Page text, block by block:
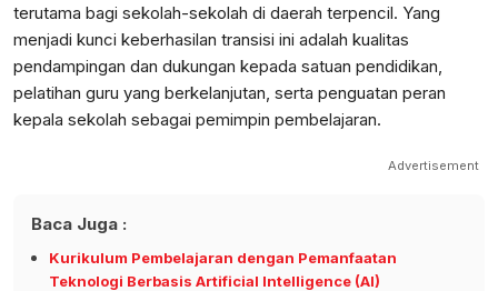
terutama bagi sekolah-sekolah di daerah terpencil. Yang
menjadi kunci keberhasilan transisi ini adalah kualitas
pendampingan dan dukungan kepada satuan pendidikan,
pelatihan guru yang berkelanjutan, serta penguatan peran
kepala sekolah sebagai pemimpin pembelajaran.
Advertisement
Baca Juga :
Kurikulum Pembelajaran dengan Pemanfaatan
Teknologi Berbasis Artificial Intelligence (AI)